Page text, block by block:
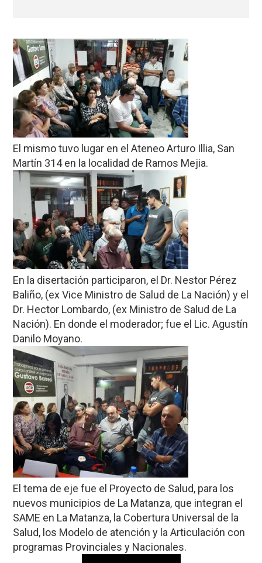
El mismo tuvo lugar en el Ateneo Arturo Illia, San
Martín 314 en la localidad de Ramos Mejia.
En la disertación participaron, el Dr. Nestor Pérez
Baliño, (ex Vice Ministro de Salud de La Nación) y el
Dr. Hector Lombardo, (ex Ministro de Salud de La
Nación). En donde el moderador; fue el Lic. Agustín
Danilo Moyano.
El tema de eje fue el Proyecto de Salud, para los
nuevos municipios de La Matanza, que integran el
SAME en La Matanza, la Cobertura Universal de la
Salud, los Modelo de atención y la Articulación con
programas Provinciales y Nacionales.